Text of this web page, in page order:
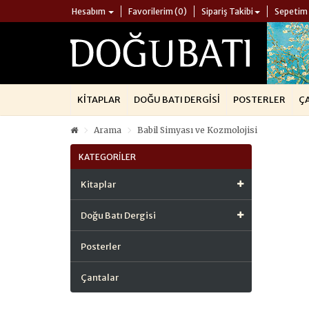
Hesabım Favorilerim (0) Sipariş Takibi Sepetim
KITAPLAR DOĞU BATI DERGISI POSTERLER
Arama Babil Simyası ve Kozmolojisi
KATEGORILER
Kitaplar
Doğu Batı Dergisi
Posterler
Çantalar